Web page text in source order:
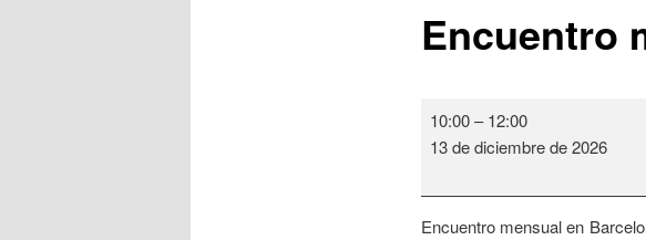
Encuentro
Encuentro
mensual
10:00–12:00
13 de diciembre de 2026
Encuentro mensual en